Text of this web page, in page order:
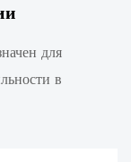
для
в